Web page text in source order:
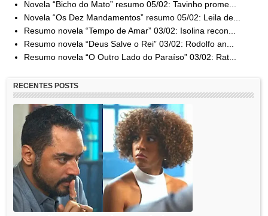
Novela “Bicho do Mato” resumo 05/02: Tavinho prome...
Novela “Os Dez Mandamentos” resumo 05/02: Leila de...
Resumo novela “Tempo de Amar” 03/02: Isolina recon...
Resumo novela “Deus Salve o Rei” 03/02: Rodolfo an...
Resumo novela “O Outro Lado do Paraíso” 03/02: Rat...
RECENTES POSTS